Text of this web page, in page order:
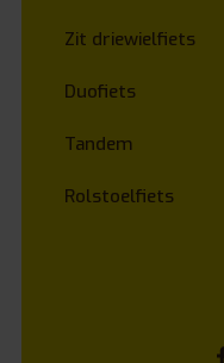
Zit driewielfiets
Duofiets
Tandem
Rolstoelfiets